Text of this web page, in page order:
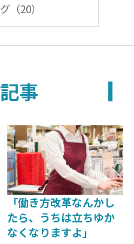
（20）
事
「働き方改革なんかし
たら、うちは立ちゆか
なくなりますよ」